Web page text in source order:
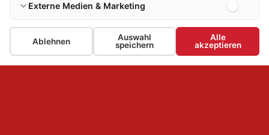
Externe Medien & Marketing
Ablehnen
Auswahl
speichern
Alle
akzeptieren